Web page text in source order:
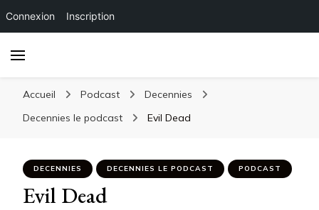
Connexion Inscription
Accueil Podcast
Decennies
Decennies le podcast
Evil Dead
DECENNIES DECENNIES LE PODCAST PODCAST
Evil Dead